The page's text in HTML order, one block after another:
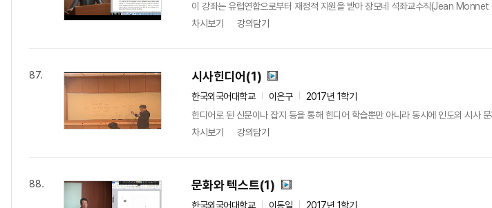
이 강좌는 유럽연합으로부터 재정적 지원을 받아 장모네 석좌교수직(Jean
차시보기
강의담기
87. 시사힌디어(1)
한국외국어대학교 이은구
2017년 1학기
힌디어로 된 신문이나 잡지 등을 통해 힌디어 학습뿐만 아니라 동시에 인도의 시사
차시보기
강의담기
88. 문화와 텍스트(1)
한국외국어대학교 이동일
2017년 1학기